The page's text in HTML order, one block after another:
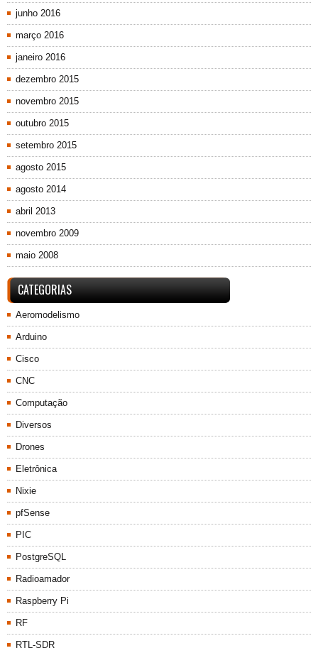
junho 2016
março 2016
janeiro 2016
dezembro 2015
novembro 2015
outubro 2015
setembro 2015
agosto 2015
agosto 2014
abril 2013
novembro 2009
maio 2008
CATEGORIAS
Aeromodelismo
Arduino
Cisco
CNC
Computação
Diversos
Drones
Eletrônica
Nixie
pfSense
PIC
PostgreSQL
Radioamador
Raspberry Pi
RF
RTL-SDR